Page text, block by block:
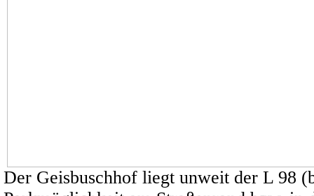
Der Geisbuschhof liegt unweit der L 98